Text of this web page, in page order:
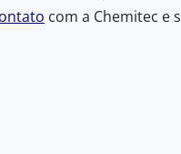
com a Chemitec e